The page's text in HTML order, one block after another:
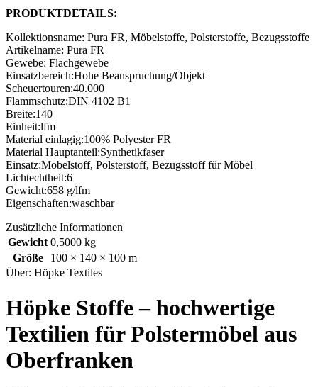
PRODUKTDETAILS:
Kollektionsname: Pura FR, Möbelstoffe, Polsterstoffe, Bezugsstoffe
Artikelname: Pura FR
Gewebe: Flachgewebe
Einsatzbereich:Hohe Beanspruchung/Objekt
Scheuertouren:40.000
Flammschutz:DIN 4102 B1
Breite:140
Einheit:lfm
Material einlagig:100% Polyester FR
Material Hauptanteil:Synthetikfaser
Einsatz:Möbelstoff, Polsterstoff, Bezugsstoff für Möbel
Lichtechtheit:6
Gewicht:658 g/lfm
Eigenschaften:waschbar
Zusätzliche Informationen
Gewicht 0,5000 kg
Größe
100 × 140 × 100 m
Über: Höpke Textiles
Höpke Stoffe – hochwertige
Textilien für Polstermöbel aus
Oberfranken